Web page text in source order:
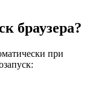
браузера?
при